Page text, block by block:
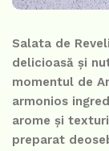
Salata de
delicioasă și
momentul de
armonios
arome și
preparat